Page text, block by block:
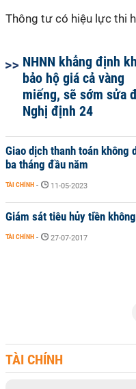
Thông tư có hiệu lực thi
NHNN khẳng định
bảo hộ giá cả vàng
miếng, sẽ sớm sửa
Nghị định 24
Giao dịch thanh toán không
ba tháng đầu năm
TÀI CHÍNH - 11-05-2023
Giám sát tiêu hủy tiền
TÀI CHÍNH - 27-07-2017
TÀI CHÍNH